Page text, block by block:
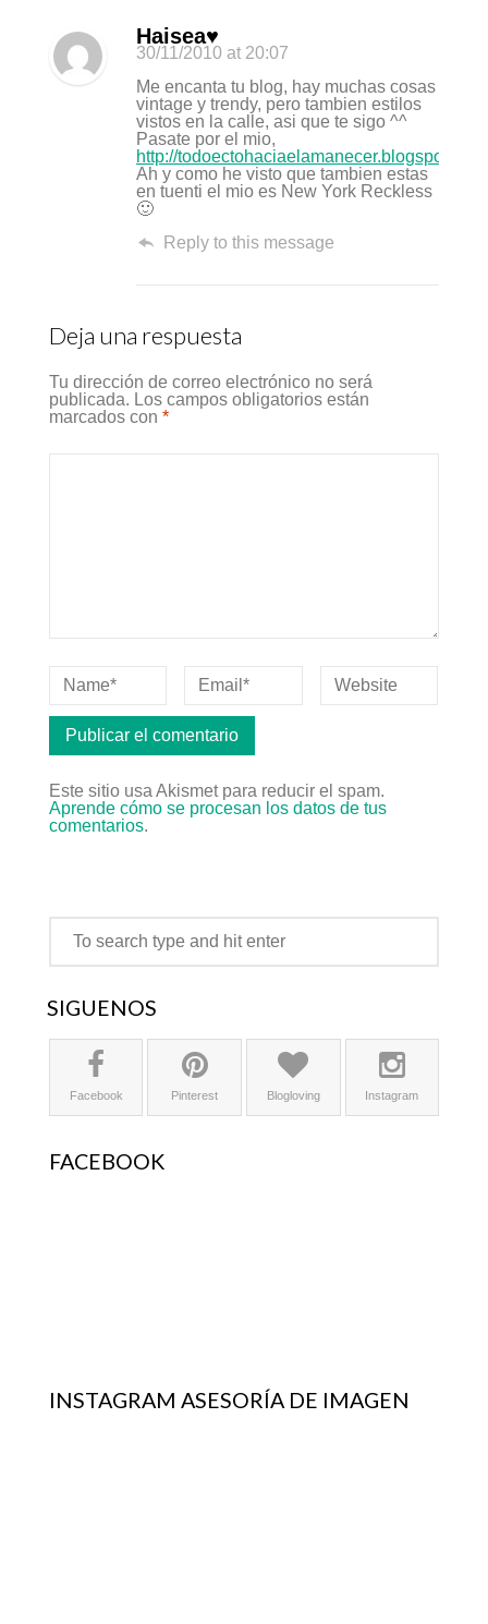
Haisea♥
30/11/2010 at 20:07
Me encanta tu blog, hay muchas cosas
vintage y trendy, pero tambien estilos
vistos en la calle, asi que te sigo ^^
Pasate por el mio,
http://todoectohaciaelamanecer.blogspot.com/
Ah y como he visto que tambien estas
en tuenti el mio es New York Reckless
🙂
Reply to this message
Deja una respuesta
Tu dirección de correo electrónico no será
publicada. Los campos obligatorios están
marcados con *
Este sitio usa Akismet para reducir el spam.
Aprende cómo se procesan los datos de tus
comentarios.
SÍGUENOS
Facebook Pinterest Blogloving Instagram
FACEBOOK
INSTAGRAM ASESORÍA DE IMAGEN